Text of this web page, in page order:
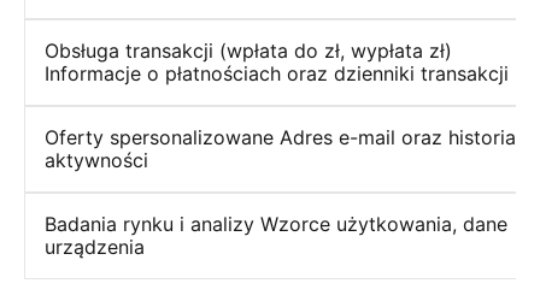
Obsługa transakcji (wpłata do zł, wypłata zł)
Informacje o płatnościach oraz dzienniki transakcji
Oferty spersonalizowane Adres e-mail oraz historia
aktywności
Badania rynku i analizy Wzorce użytkowania, dane
urządzenia